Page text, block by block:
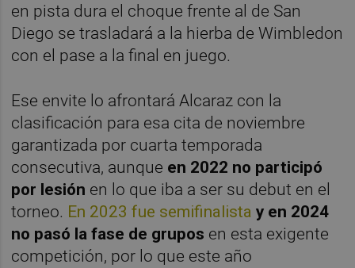
en pista dura el choque frente al de San
Diego se trasladará a la hierba de Wimbledon
con el pase a la final en juego.
Ese envite lo afrontará Alcaraz con la
clasificación para esa cita de noviembre
garantizada por cuarta temporada
consecutiva, aunque en 2022 no participó
por lesión en lo que iba a ser su debut en el
torneo. En 2023 fue semifinalista y en 2024
no pasó la fase de grupos en esta exigente
competición, por lo que este año